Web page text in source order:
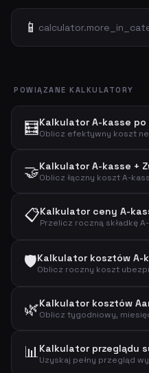
📱
POWIĄZANE KALKULATORY
🧮Kalkulator A-kasse
🤝Kalkulator A-kasse +
📋Kalkulator ceny A-
🛡️Kalkulator kosztów A-
🌿Kalkulator kosztów
📊Kalkulator przeglądu